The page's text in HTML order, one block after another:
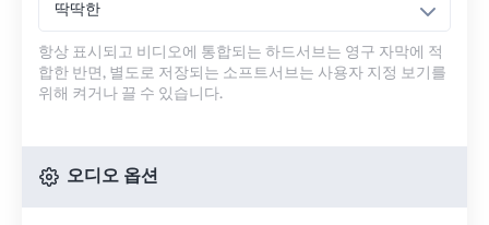
딱딱한
항상 표시되고 비디오에 통합되는 하드서브는 영구 자막에 적
합한 반면, 별도로 저장되는 소프트서브는 사용자 지정 보기를
위해 켜거나 끌 수 있습니다.
오디오 옵션